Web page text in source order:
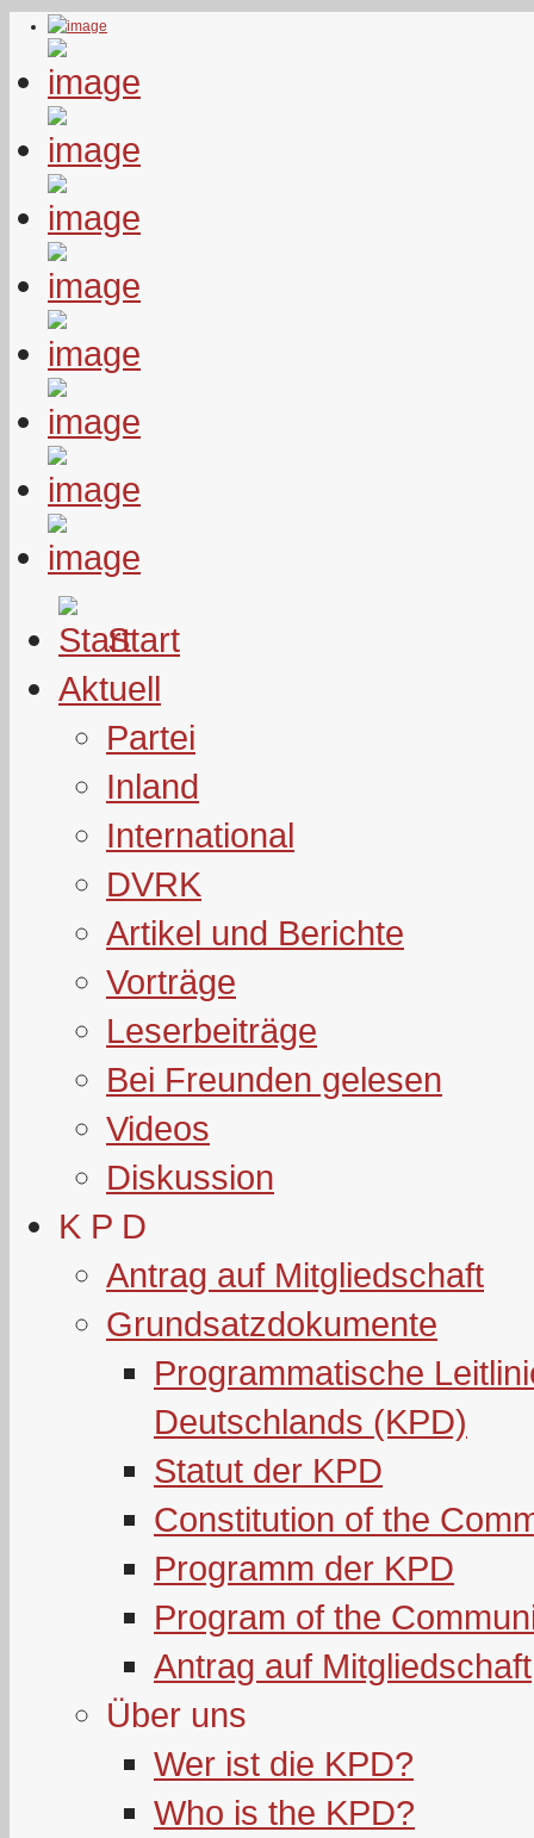
Start
Aktuell
Partei
Inland
International
DVRK
Artikel und Berichte
Vorträge
Leserbeiträge
Bei Freunden gelesen
Videos
Diskussion
K P D
Antrag auf Mitgliedschaft
Grundsatzdokumente
Programmatische
Deutschlands (KPD)
Statut der KPD
Constitution of the
Programm der KPD
Program of the
Antrag auf Mitgliedschaft
Über uns
Wer ist die KPD?
Who is the KPD?